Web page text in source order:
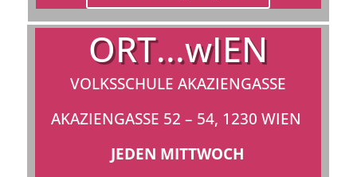
ORT...wIEN
VOLKSSCHULE AKAZIENGASSE
AKAZIENGASSE 52 – 54, 1230 WIEN
JEDEN MITTWOCH